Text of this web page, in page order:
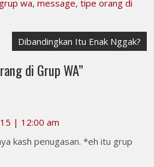
grup wa,message,tipe orang di
Dibandingkan Itu Enak Nggak?
di Grup WA”
| 12:00 am
kash penugasan. *eh itu grup